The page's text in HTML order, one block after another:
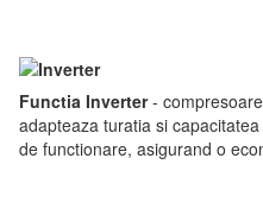
Functia Inverter-
adapteaza turatia si
de functionare, asigurand o